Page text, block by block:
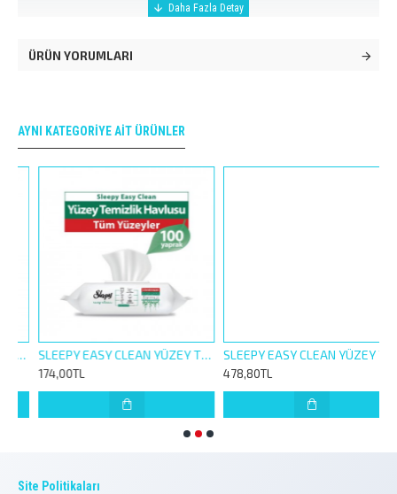
ÜRÜN YORUMLARI
AYNI KATEGORIYE AIT ÜRÜNLER
SLEEPY EASY CLEAN YÜZEY TEMİZLİK HAVLUSU 100LÜ BEYAZ SABUN KOKULU
174,00TL
SLEEPY EASY CLEAN YÜZEY TEMİZLİK HAVLUSU 100LÜ BEYAZ SABUN KOKULU+ARAPSABUNU +Ç.SUYU KATKILI 3 LÜ SET
478,80TL
Site Politikaları